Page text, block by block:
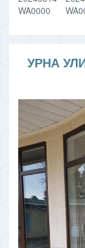
УРНА